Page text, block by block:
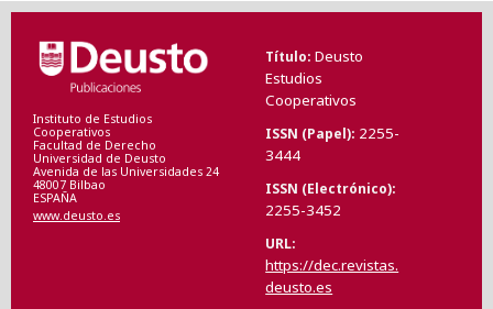
Instituto de Estudios
Cooperativos
Facultad de Derecho
Universidad de Deusto
Avenida de las Universidades 24
48007 Bilbao
ESPAÑA
www.deusto.es
Título Deusto
Estudios
Cooperativos
ISSN (Papel) 2255-
3444
ISSN (Electrónico)
2255-3452
URL
https://dec.revistas.
deusto.es